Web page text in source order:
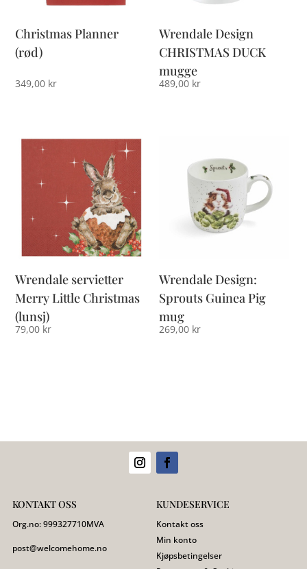
Christmas Planner
(rød)
349,00 kr
Wrendale Design
CHRISTMAS DUCK
mugge
489,00 kr
Wrendale servietter
Merry Little Christmas
(lunsj)
79,00 kr
Wrendale Design:
Sprouts Guinea Pig
mug
269,00 kr
KONTAKT OSS
Org.no:999327710MVA
post@welcomehome.no
KUNDESERVICE
Kontakt oss
Min konto
Kjøpsbetingelser